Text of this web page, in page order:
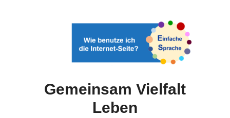
Gemeinsam Vielfalt
Leben